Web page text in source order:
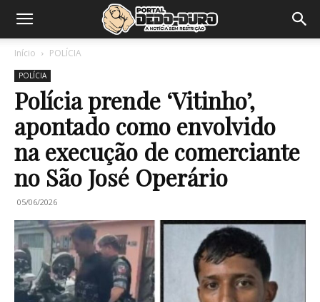
Início POLÍCIA
POLÍCIA
Polícia prende ‘Vitinho’,
apontado como envolvido
na execução de comerciante
no São José Operário
05/06/2026